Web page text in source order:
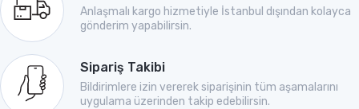
Anlaşmalı kargo hizmetiyle İstanbul dışından kolayca
gönderim yapabilirsin.
Sipariş Takibi
Bildirimlere izin vererek siparişinin tüm aşamalarını
uygulama üzerinden takip edebilirsin.